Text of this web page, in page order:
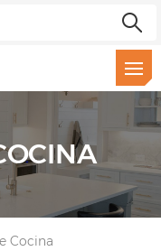
Cocina